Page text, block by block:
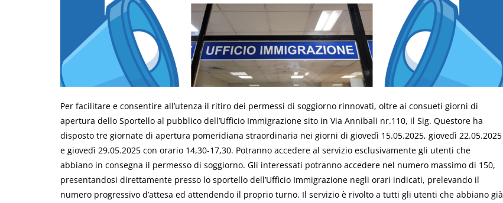
Per facilitare e consentire all’utenza il ritiro dei permessi di soggiorno rinnovati, oltre ai consueti giorni di
apertura dello Sportello al pubblico dell’Ufficio Immigrazione sito in Via Annibali nr.110, il Sig. Questore ha
disposto tre giornate di apertura pomeridiana straordinaria nei giorni di giovedì 15.05.2025, giovedì 22.05.2025
e giovedì 29.05.2025 con orario 14,30-17,30. Potranno accedere al servizio esclusivamente gli utenti che
abbiano in consegna il permesso di soggiorno. Gli interessati potranno accedere nel numero massimo di 150,
presentandosi direttamente presso lo sportello dell’Ufficio Immigrazione negli orari indicati, prelevando il
numero progressivo d’attesa ed attendendo il proprio turno. Il servizio è rivolto a tutti gli utenti che abbiano già